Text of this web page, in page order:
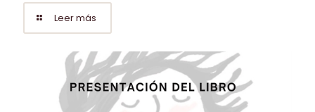
Leer más